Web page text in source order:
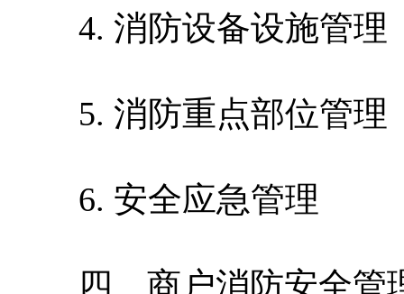
4. 消防设备设施管理
5. 消防重点部位管理
6. 安全应急管理
四、商户消防安全管